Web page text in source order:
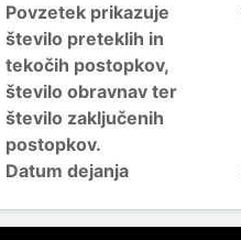
Povzetek prikazuje
število preteklih in
tekočih postopkov,
število obravnav ter
število zaključenih
postopkov.
Datum dejanja